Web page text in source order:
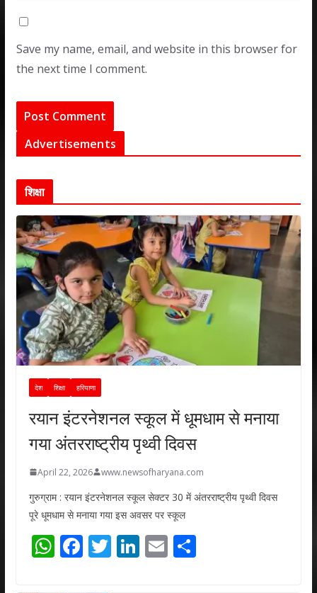
Save my name, email, and website in this browser for
the next time I comment.
Advertisements
शिक्षा
देश शिक्षा हरियाणा
रयान इंटरनेशनल स्कूल में धूमधाम से मनाया
गया अंतरराष्ट्रीय पृथ्वी दिवस
April 22, 2026 www.newsofharyana.com
गुरुग्राम : रयान इंटरनेशनल स्कूल सेक्टर 30 में अंतरराष्ट्रीय पृथ्वी दिवस
पूरे धूमधाम से मनाया गया इस अवसर पर स्कूल
W F T Li E S